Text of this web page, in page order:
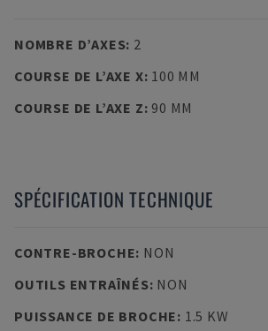
NOMBRE D’AXES: 2
COURSE DE L’AXE X: 100 MM
COURSE DE L’AXE Z: 90 MM
SPÉCIFICATION TECHNIQUE
CONTRE-BROCHE: NON
OUTILS ENTRAÎNÉS: NON
PUISSANCE DE BROCHE: 1.5 KW